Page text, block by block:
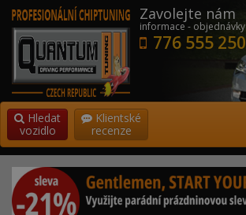
Zavolejte nám
informace - objednávky
776 555 250
Hledat
vozidlo
Klientské
recenze